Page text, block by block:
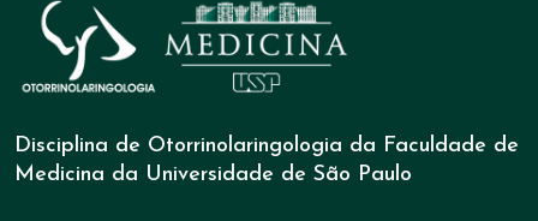
Disciplina de Otorrinolaringologia da Faculdade de
Medicina da Universidade de São Paulo